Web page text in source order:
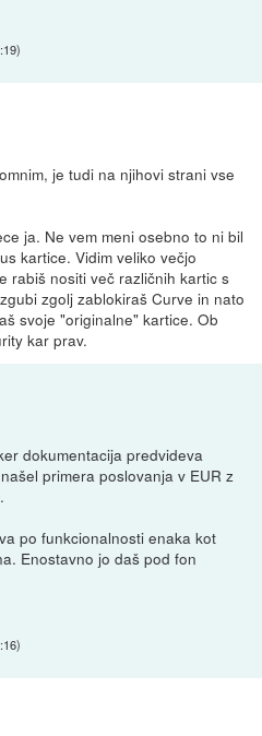
)
je tudi na njihovi strani vse
ja. Ne vem meni osebno to ni bil
kartice. Vidim veliko večjo
rabiš nositi več različnih kartic s
zgolj zablokiraš Curve in nato
svoje "originalne" kartice. Ob
kar prav.
dokumentacija predvideva
primera poslovanja v EUR z
po funkcionalnosti enaka kot
Enostavno jo daš pod fon
)